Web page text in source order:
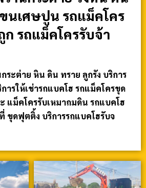
นเศษปูน รถแม็คโคร
ก รถแม็คโครรับจ้า
ระต่าย หิน ดิน ทราย ลูกรัง บริการ
ารให้เช่ารถแบคโฮ รถแม็คโครขุด
แม็คโครรับเหมาถมดิน รถแบคโฮ
ขุดฟุตติ้ง บริการรถแบคโฮรับจ